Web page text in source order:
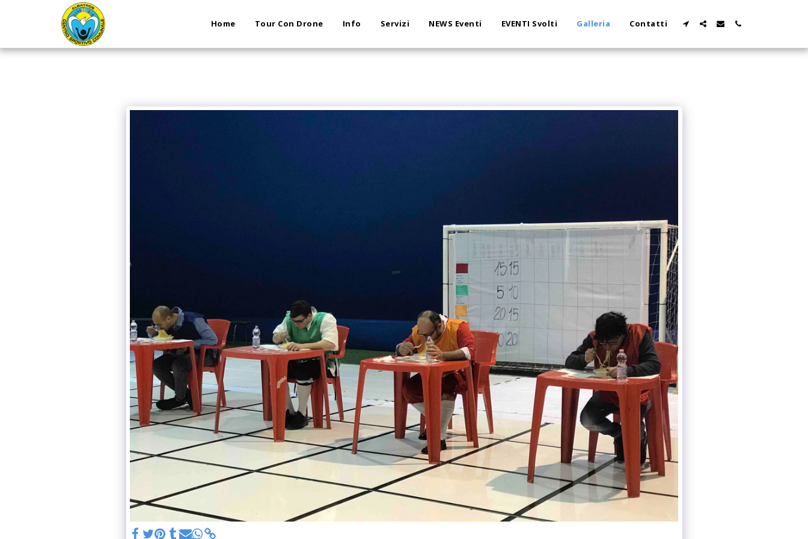
Home Tour Con Drone Info Servizi NEWS Eventi EVENTI Svolti Galleria Contatti